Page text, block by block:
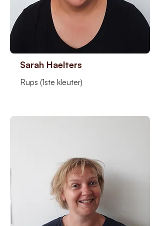
Sarah Haelters
Rups (1ste kleuter)